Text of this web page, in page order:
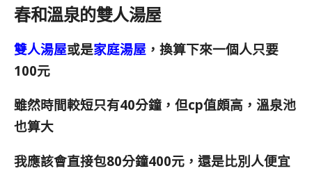
春和溫泉的雙人湯屋
雙人湯屋或是家庭湯屋 ，換算下來一個人只要
100元
雖然時間較短只有40分鐘，但cp值頗高，溫泉池
也算大
我應該會直接包80分鐘400元，還是比別人便宜